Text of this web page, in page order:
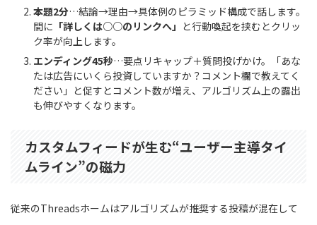
本題2分…結論→理由→具体例のピラミッド構成で話します。
間に 「詳しくは○○のリンクへ」 と行動喚起を挟むとクリッ
ク率が向上します。
エンディング45秒…要点リキャップ＋質問投げかけ。「あな
たは広告にいくら投資していますか？コメント欄で教えてく
ださい」と促すとコメント数が増え、アルゴリズム上の露出
も伸びやすくなります。
カスタムフィードが生む“ユーザー主導タイ
ムライン”の磁力
従来のThreadsホームはアルゴリズムが推奨する投稿が混在して